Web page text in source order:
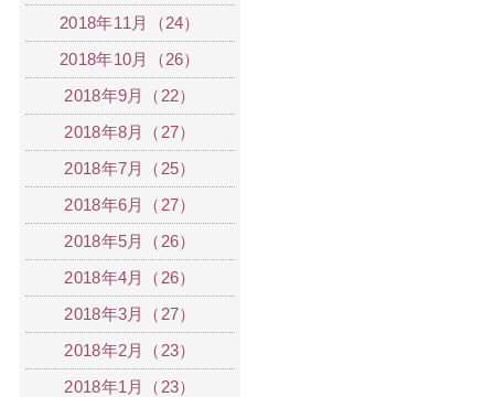
2018年11月（24）
2018年10月（26）
2018年9月（22）
2018年8月（27）
2018年7月（25）
2018年6月（27）
2018年5月（26）
2018年4月（26）
2018年3月（27）
2018年2月（23）
2018年1月（23）